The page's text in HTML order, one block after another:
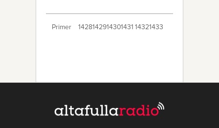
Primer 1428142914301431 14321433
14421443144414451446 Últim